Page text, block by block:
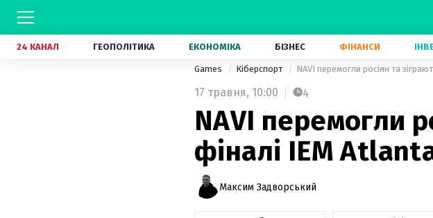
24 КАНАЛ ГЕОПОЛІТИКА ЕКОНОМІКА БІЗНЕС ФІНАНСИ
Games Кіберспорт NAVI перемогли росіян та
17 травня, 10:00 4
NAVI перемогли
фіналі IEM
Максим Задворський